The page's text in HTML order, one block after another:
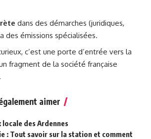
dans des démarches (juridiques,
des émissions spécialisées.
c’est une porte d’entrée vers la
fragment de la société française
aimer
locale des Ardennes
: Tout savoir sur la station et comment